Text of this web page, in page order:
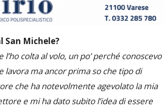
San Michele?
colta al volo, un po’ perché conoscevo
lavora ma ancor prima so che tipo di
che ha notevolmente agevolato la mia
e mi ha dato subito l’idea di essere